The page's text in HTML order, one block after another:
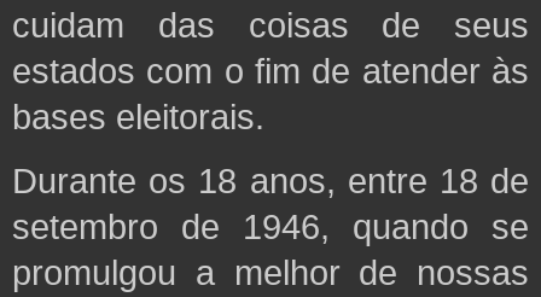
cuidam das coisas de seus
estados com o fim de atender às
bases eleitorais.
Durante os 18 anos, entre 18 de
setembro de 1946, quando se
promulgou a melhor de nossas